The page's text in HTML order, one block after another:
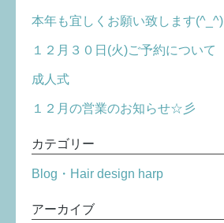
本年も宜しくお願い致します(^_^)
１２月３０日(火)ご予約について
成人式
１２月の営業のお知らせ☆彡
カテゴリー
Blog・Hair design harp
アーカイブ